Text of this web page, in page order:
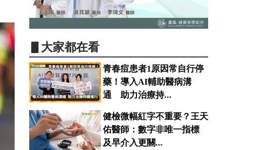
▋大家都在看
青春痘患者1原因常自行停
藥！導入AI輔助醫病溝
通 助力治療持...
健檢微幅紅字不重要？王天
佑醫師：數字非唯一指標
及早介入更關...